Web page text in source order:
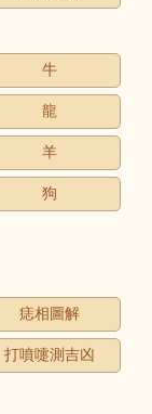
牛
龍
羊
狗
痣相圖解
打噴嚏測吉凶